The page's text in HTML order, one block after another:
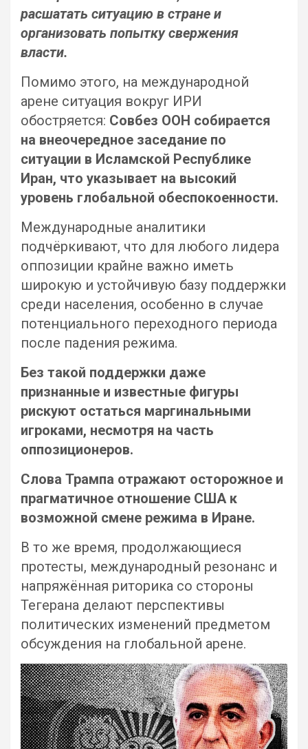
расшатать ситуацию в стране и
организовать попытку свержения
власти.
Помимо этого, на международной
арене ситуация вокруг ИРИ
обостряется: Совбез ООН собирается
на внеочередное заседание по
ситуации в Исламской Республике
Иран, что указывает на высокий
уровень глобальной обеспокоенности.
Международные аналитики
подчёркивают, что для любого лидера
оппозиции крайне важно иметь
широкую и устойчивую базу поддержки
среди населения, особенно в случае
потенциального переходного периода
после падения режима.
Без такой поддержки даже
признанные и известные фигуры
рискуют остаться маргинальными
игроками, несмотря на часть
оппозиционеров.
Слова Трампа отражают осторожное и
прагматичное отношение США к
возможной смене режима в Иране.
В то же время, продолжающиеся
протесты, международный резонанс и
напряжённая риторика со стороны
Тегерана делают перспективы
политических изменений предметом
обсуждения на глобальной арене.